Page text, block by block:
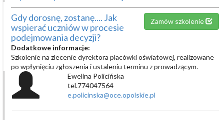
Gdy dorosnę, zostanę.... Jak
wspierać uczniów w procesie
podejmowania decyzji?
Zamów szkolenie
Dodatkowe informacje:
Szkolenie na zlecenie dyrektora placówki oświatowej, realizowane
po wpłynięciu zgłoszenia i ustaleniu terminu z prowadzącym.
Ewelina Policińska
tel.774047564
e.policinska@oce.opolskie.pl